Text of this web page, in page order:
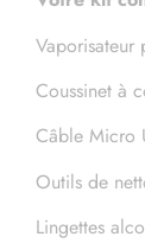
Vaporisateur
Coussinet à
Câble Micro
Outils de
Lingettes